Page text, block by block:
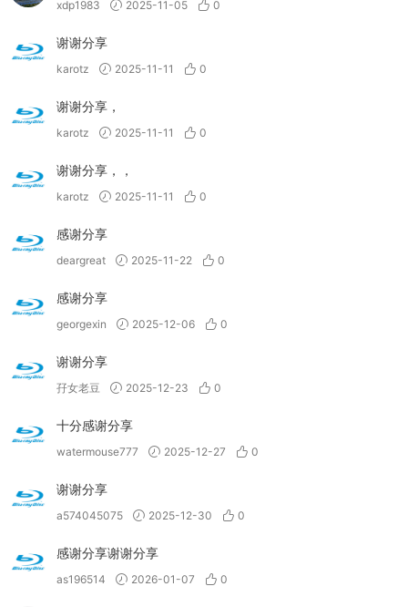
xdp1983 2025-11-05 0
谢谢分享
karotz 2025-11-11 0
谢谢分享，
karotz 2025-11-11 0
谢谢分享，，
karotz 2025-11-11 0
感谢分享
deargreat 2025-11-22 0
感谢分享
georgexin 2025-12-06 0
谢谢分享
孖女老豆 2025-12-23 0
十分感谢分享
watermouse777 2025-12-27 0
谢谢分享
a574045075 2025-12-30 0
感谢分享谢谢分享
as196514 2026-01-07 0